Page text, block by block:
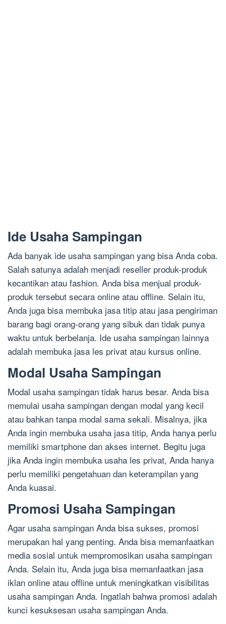
Ide Usaha Sampingan
Ada banyak ide usaha sampingan yang bisa Anda coba.
Salah satunya adalah menjadi reseller produk-produk
kecantikan atau fashion. Anda bisa menjual produk-
produk tersebut secara online atau offline. Selain itu,
Anda juga bisa membuka jasa titip atau jasa pengiriman
barang bagi orang-orang yang sibuk dan tidak punya
waktu untuk berbelanja. Ide usaha sampingan lainnya
adalah membuka jasa les privat atau kursus online.
Modal Usaha Sampingan
Modal usaha sampingan tidak harus besar. Anda bisa
memulai usaha sampingan dengan modal yang kecil
atau bahkan tanpa modal sama sekali. Misalnya, jika
Anda ingin membuka usaha jasa titip, Anda hanya perlu
memiliki smartphone dan akses internet. Begitu juga
jika Anda ingin membuka usaha les privat, Anda hanya
perlu memiliki pengetahuan dan keterampilan yang
Anda kuasai.
Promosi Usaha Sampingan
Agar usaha sampingan Anda bisa sukses, promosi
merupakan hal yang penting. Anda bisa memanfaatkan
media sosial untuk mempromosikan usaha sampingan
Anda. Selain itu, Anda juga bisa memanfaatkan jasa
iklan online atau offline untuk meningkatkan visibilitas
usaha sampingan Anda. Ingatlah bahwa promosi adalah
kunci kesuksesan usaha sampingan Anda.